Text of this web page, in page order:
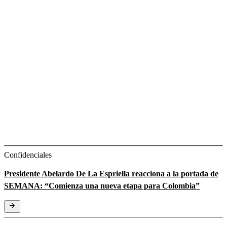
Confidenciales
Presidente Abelardo De La Espriella reacciona a la portada de
SEMANA: “Comienza una nueva etapa para Colombia”